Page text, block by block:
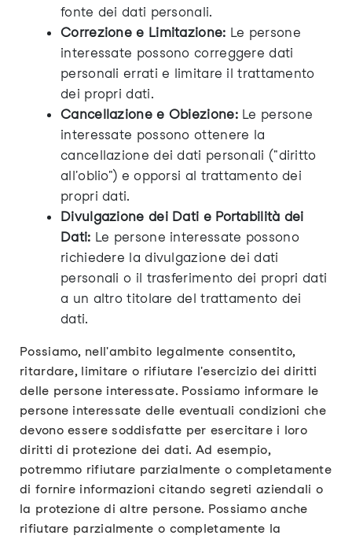
fonte dei dati personali.
Correzione e Limitazione: Le persone
interessate possono correggere dati
personali errati e limitare il trattamento
dei propri dati.
Cancellazione e Obiezione:Le persone
interessate possono ottenere la
cancellazione dei dati personali ("diritto
all'oblio") e opporsi al trattamento dei
propri dati.
Divulgazione dei Dati e Portabilità dei
Dati: Le persone interessate possono
richiedere la divulgazione dei dati
personali o il trasferimento dei propri dati
a un altro titolare del trattamento dei
dati.
Possiamo, nell'ambito legalmente consentito,
ritardare, limitare o rifiutare l'esercizio dei diritti
delle persone interessate. Possiamo informare le
persone interessate delle eventuali condizioni che
devono essere soddisfatte per esercitare i loro
diritti di protezione dei dati. Ad esempio,
potremmo rifiutare parzialmente o completamente
di fornire informazioni citando segreti aziendali o
la protezione di altre persone. Possiamo anche
rifiutare parzialmente o completamente la